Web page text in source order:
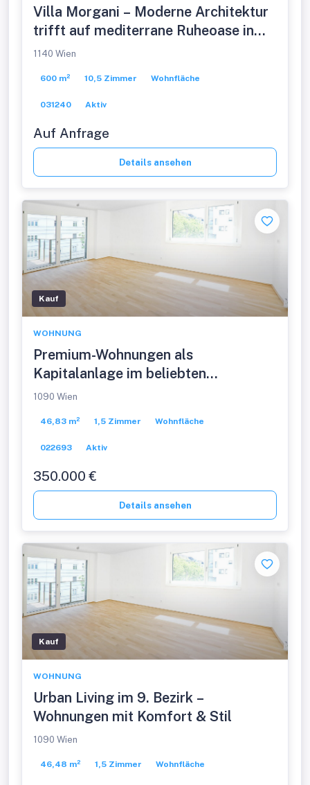
Villa Morgani – Moderne Architektur
trifft auf mediterrane Ruheoase in
absoluter Privatsphäre
1140 Wien
600 m² 10,5 Zimmer Wohnfläche
031240 Aktiv
Auf Anfrage
Details ansehen
Kauf
WOHNUNG
Premium-Wohnungen als
Kapitalanlage im beliebten
Alsergrund
1090 Wien
46,83 m² 1,5 Zimmer Wohnfläche
022693 Aktiv
350.000 €
Details ansehen
Kauf
WOHNUNG
Urban Living im 9. Bezirk –
Wohnungen mit Komfort & Stil
1090 Wien
46,48 m² 1,5 Zimmer Wohnfläche